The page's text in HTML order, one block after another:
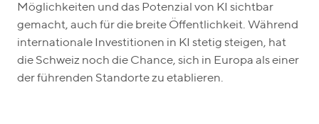
Möglichkeiten und das Potenzial von KI sichtbar
gemacht, auch für die breite Öffentlichkeit. Während
internationale Investitionen in KI stetig steigen, hat
die Schweiz noch die Chance, sich in Europa als einer
der führenden Standorte zu etablieren.